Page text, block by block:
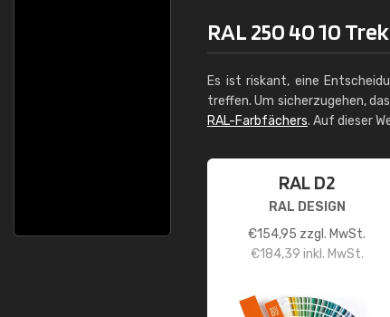
RAL 250 40 10
Es ist riskant, eine
treffen. Um sicherzugehen,
RAL-Farbfächers. Auf dieser
RAL D2
RAL DESIGN
€154,95 zzgl. MwSt.
€184,39 inkl. MwSt.